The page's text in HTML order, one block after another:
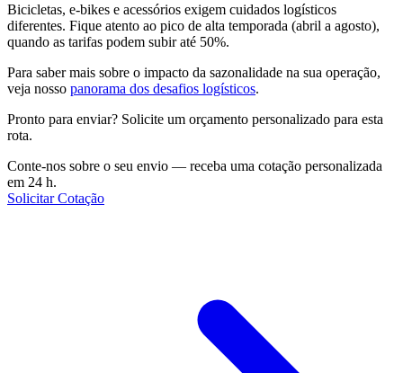
Bicicletas, e-bikes e acessórios exigem cuidados logísticos
diferentes. Fique atento ao pico de alta temporada (abril a agosto),
quando as tarifas podem subir até 50%.
Para saber mais sobre o impacto da sazonalidade na sua operação,
veja nosso panorama dos desafios logísticos.
Pronto para enviar? Solicite um orçamento personalizado para esta
rota.
Conte-nos sobre o seu envio — receba uma cotação personalizada
em 24 h.
Solicitar Cotação